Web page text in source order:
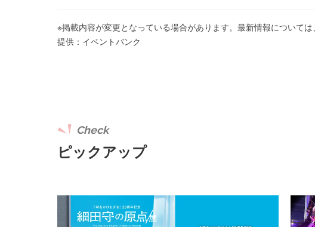
※掲載内容が変更となっている場合があります。最新情報について
提供：イベントバンク
ピックアップ
Check